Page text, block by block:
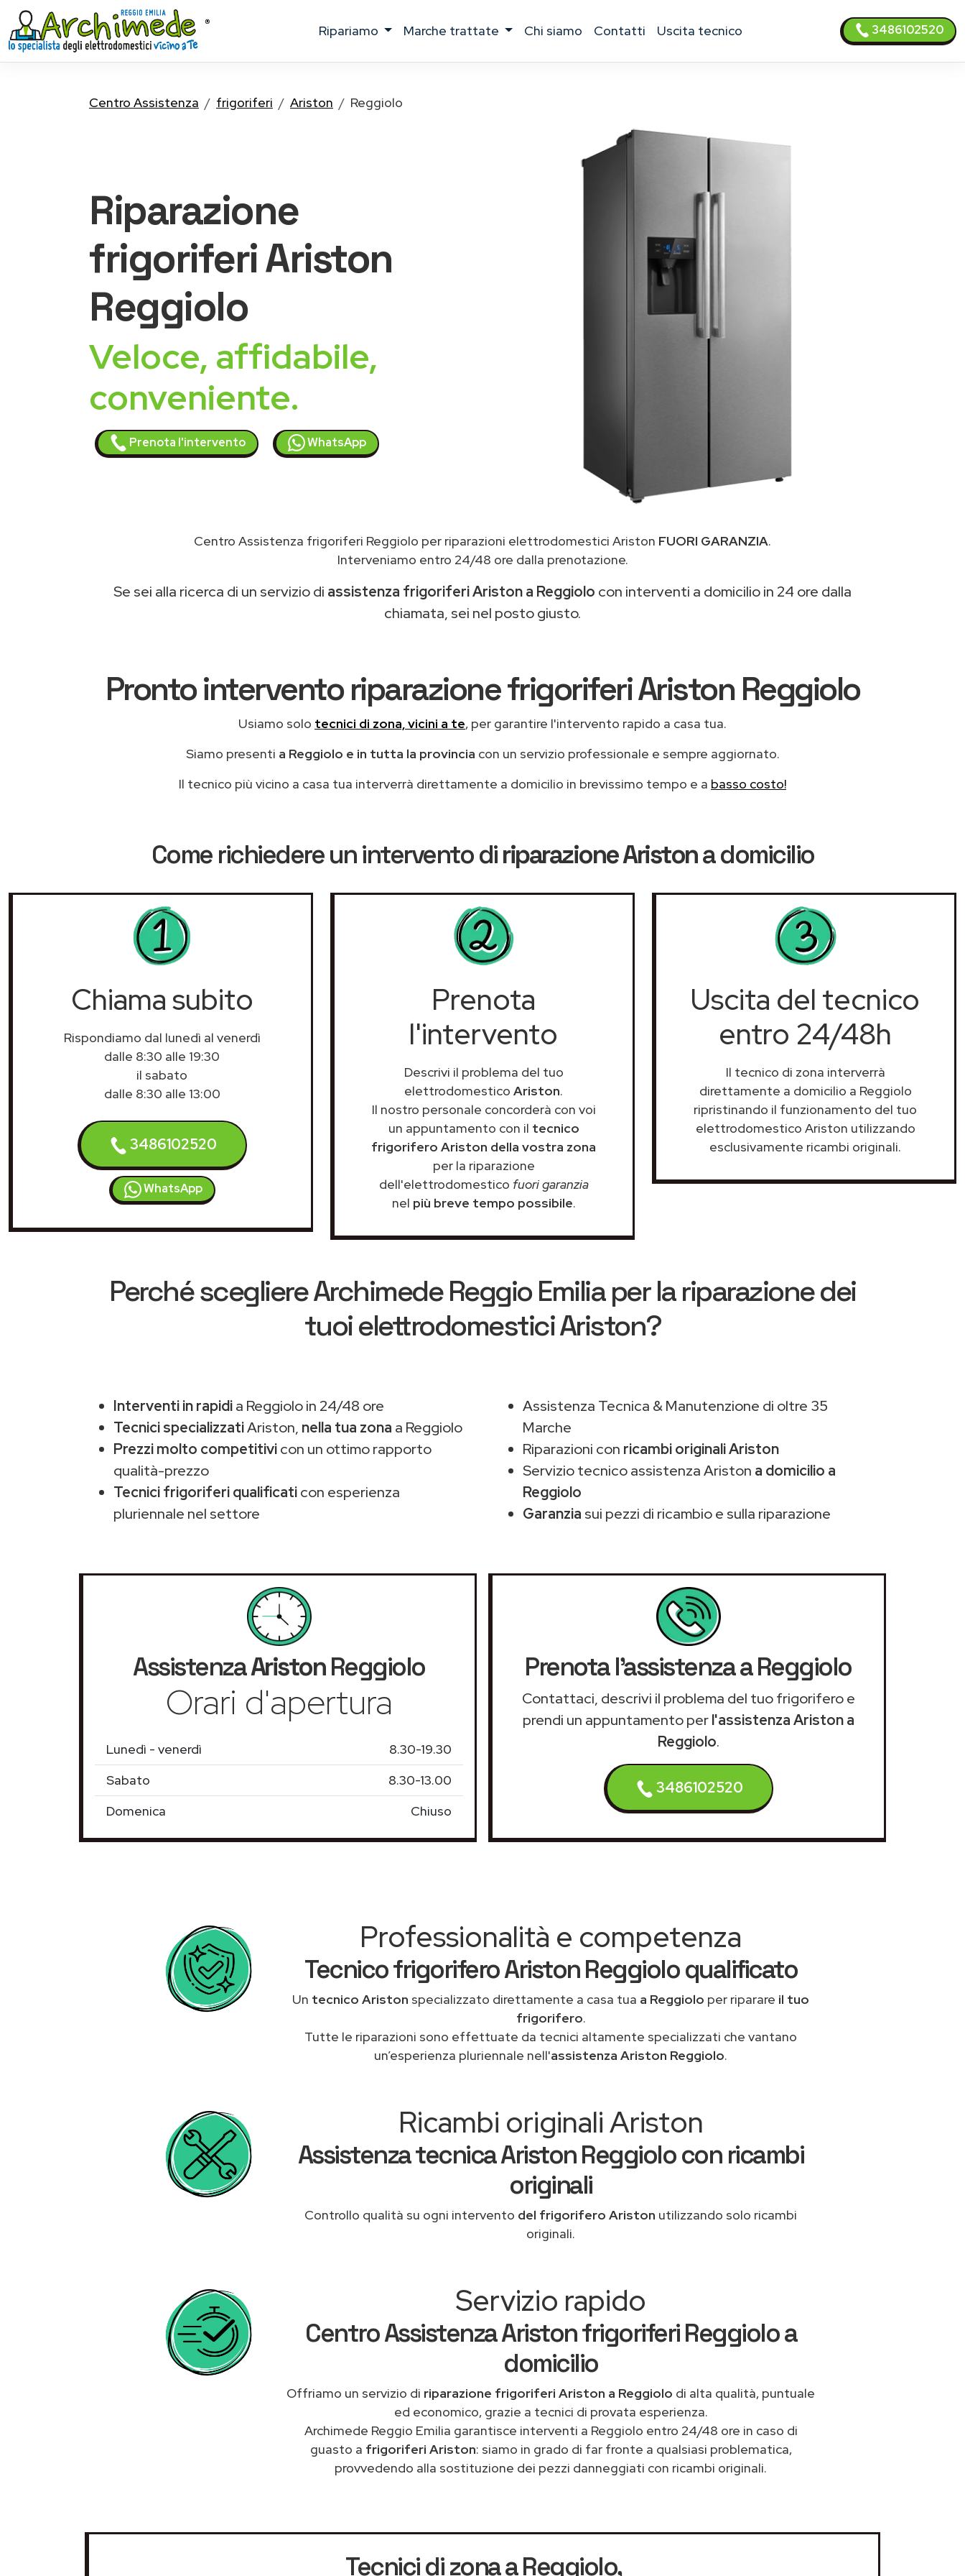
ripariamo marche trattate chi siamo contatti uscita tecnico 3486102520
Centro Assistenza frigoriferi Ariston Reggiolo
Riparazione
frigoriferi Ariston
Reggiolo
Veloce, affidabile,
conveniente.
Prenota l'intervento WhatsApp
Centro Assistenza frigoriferi Reggiolo per riparazioni elettrodomestici Ariston FUORI GARANZIA.
Interveniamo entro 24/48 ore dalla prenotazione.
Se sei alla ricerca di un servizio di assistenza frigoriferi Ariston a Reggiolo con interventi a domicilio in 24 ore dalla
chiamata, sei nel posto giusto.
Pronto intervento riparazione frigoriferi Ariston Reggiolo
Usiamo solo tecnici di zona, vicini a te, per garantire l'intervento rapido a casa tua.
Siamo presenti a Reggiolo e in tutta la provincia con un servizio professionale e sempre aggiornato.
Il tecnico più vicino a casa tua interverrà direttamente a domicilio in brevissimo tempo e a basso costo!
Come richiedere un intervento diriparazione Aristona domicilio
Chiama subito
Rispondiamo dal lunedì al venerdì
dalle 8:30 alle 19:30
il sabato
dalle 8:30 alle 13:00
3486102520
WhatsApp
Prenota
l'intervento
Descrivi il problema del tuo
elettrodomestico Ariston.
Il nostro personale concorderà con voi
un appuntamento con il tecnico
frigorifero Ariston della vostra zona
per la riparazione
dell'elettrodomestico fuori garanzia
nel più breve tempo possibile.
Uscita del tecnico
entro 24/48h
Il tecnico di zona interverrà
direttamente a domicilio a Reggiolo
ripristinando il funzionamento del tuo
elettrodomestico Ariston utilizzando
esclusivamente ricambi originali.
Perché scegliereArchimede Reggio Emiliaper la riparazione dei
tuoi elettrodomestici Ariston?
Interventi in rapidia Reggiolo in 24/48 ore
Tecnici specializzatiAriston, nella tua zona a Reggiolo
Prezzi molto competitivicon un ottimo rapporto
qualità-prezzo
Tecnici frigoriferi qualificaticon esperienza
pluriennale nel settore
Assistenza Tecnica & Manutenzione di oltre 35
Marche
Riparazioni con ricambi originali Ariston
Servizio tecnico assistenza Ariston a domicilio a
Reggiolo
Garanzia sui pezzi di ricambio e sulla riparazione
AssistenzaAristonReggiolo
Orari d'apertura
Lunedì - venerdì
8.30-19.30
Sabato
8.30-13.00
Domenica
Chiuso
Prenota l'assistenza a Reggiolo
Contattaci, descrivi il problema del tuo frigorifero e
prendi un appuntamento perl'assistenza Ariston a
Reggiolo.
3486102520
Professionalità e competenza
Tecnico frigorifero Ariston Reggiolo qualificato
Un tecnico Ariston specializzato direttamente a casa tua a Reggiolo per riparare il tuo
frigorifero.
Tutte le riparazioni sono effettuate da tecnici altamente specializzati che vantano
un’esperienza pluriennale nell'assistenza Ariston Reggiolo.
Ricambi originali Ariston
Assistenza tecnica Ariston Reggiolo con ricambi
originali
Controllo qualità su ogni intervento del frigorifero Ariston utilizzando solo ricambi
originali.
Servizio rapido
Centro Assistenza Ariston frigoriferi Reggiolo a
domicilio
Offriamo un servizio di riparazione frigoriferi Ariston a Reggiolo di alta qualità, puntuale
ed economico, grazie a tecnici di provata esperienza.
Archimede Reggio Emilia garantisce interventi a Reggiolo entro 24/48 ore in caso di
guasto a frigoriferi Ariston: siamo in grado di far fronte a qualsiasi problematica,
provvedendo alla sostituzione dei pezzi danneggiati con ricambi originali.
Tecnici di zona a Reggiolo,